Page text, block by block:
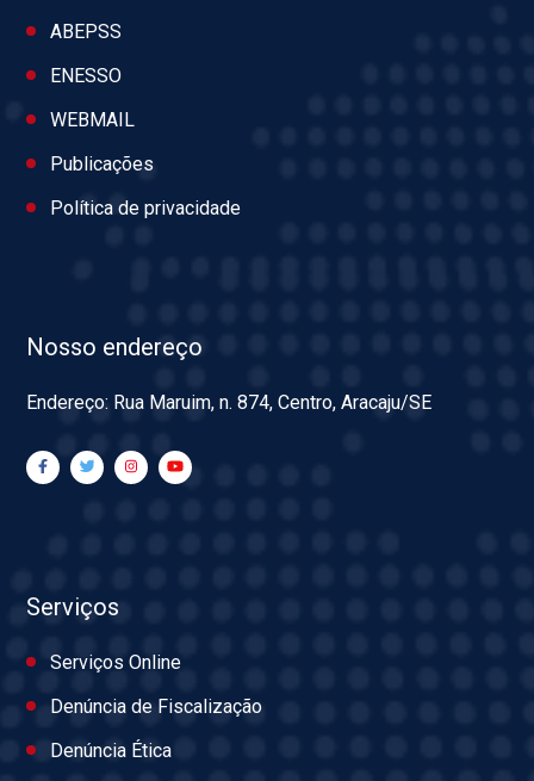
ABEPSS
ENESSO
WEBMAIL
Publicações
Política de privacidade
Nosso endereço
Endereço: Rua Maruim, n. 874, Centro, Aracaju/SE
Serviços
Serviços Online
Denúncia de Fiscalização
Denúncia Ética